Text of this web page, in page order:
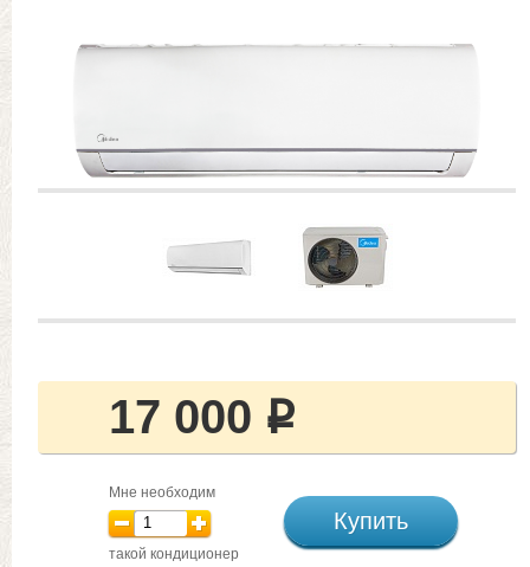
17 000 Р
Мне необходим
такой кондиционер
Купить